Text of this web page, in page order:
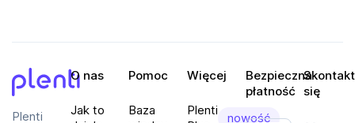
Plenti
O nas
Jak to
Pomoc
Baza
Więcej
Plenti
nowość
Bezpieczna
płatność
się